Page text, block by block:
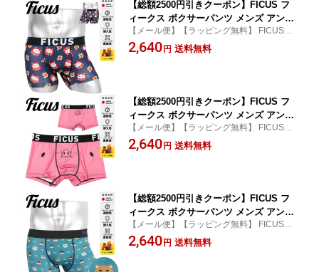
【総額2500円引きクーポン】FICUS フ
ィークス ボクサーパンツ メンズ アンダ
ーウェア 下着 ツルツル 速乾 達磨 ダル
マ 猫 縁起物 勝負パンツ ドット ロゴ ワ
【メール便】【ラッピング無料】 FICUS/フ
ィークス メンズ ボクサーパンツ
2,640 円 送料無料
【総額2500円引きクーポン】FICUS フ
ィークス ボクサーパンツ メンズ アンダ
ーウェア 下着 ツルツル 速乾 当店限定
おしゃれ かわいい ブタ 豚 ピンク アニ
【メール便】【ラッピング無料】 FICUS/フ
ィークス メンズ ボクサーパンツ
2,640 円 送料無料
【総額2500円引きクーポン】FICUS フ
ィークス ボクサーパンツ メンズ アンダ
ーウェア 下着 おしゃれ かわいい ツル
ツル 犬 ドッグ 柴犬 動物 ドット ブラン
【メール便】【ラッピング無料】 FICUS/フ
ィークス メンズ ボクサーパンツ
2,640 円 送料無料